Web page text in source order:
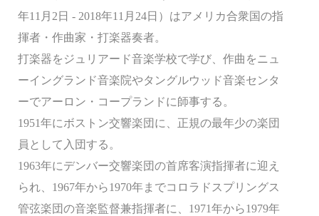
年11月2日 - 2018年11月24日）はアメリカ合衆国の指
揮者・作曲家・打楽器奏者。
打楽器をジュリアード音楽学校で学び、作曲をニュ
ーイングランド音楽院やタングルウッド音楽センタ
ーでアーロン・コープランドに師事する。
1951年にボストン交響楽団に、正規の最年少の楽団
員として入団する。
1963年にデンバー交響楽団の首席客演指揮者に迎え
られ、1967年から1970年までコロラドスプリングス
管弦楽団の音楽監督兼指揮者に、1971年から1979年